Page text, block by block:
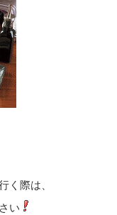
く際は、
い